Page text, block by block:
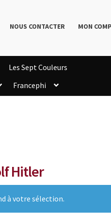
NOUS CONTACTER MON
Les Sept Couleurs
Francephi
Hitler
à votre sélection.